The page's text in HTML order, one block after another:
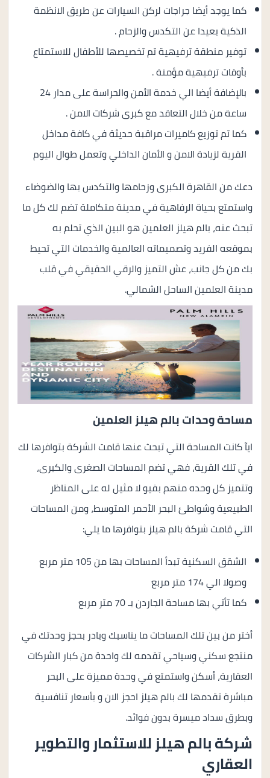
كما يوجد أيضا جراجات لركن السيارات عن طريق الانظمة
الذكية بعيدا عن التكدس والزحام .
توفير منطقة ترفيهية تم تخصيصها للأطفال للاستمتاع
بأوقات ترفيهية مؤمنة .
بالإضافة أيضا الي خدمة الأمن والحراسة على مدار 24
ساعة من خلال التعاقد مع كبرى شركات الامن .
كما تم توزيع كاميرات مراقبة حديثة في كافة مداخل
القرية لزيادة الامن و الأمان الداخلي وتعمل طوال اليوم
دعك من القاهرة الكبرى وزحامها والتكدس بها والضوضاء
واستمتع بحياة الرفاهية في مدينة متكاملة تضم لك كل ما
تبحث عنه، بالم هيلز العلمين هو البين الذي تحلم به
بموقعه الفريد وتصميماته العالمية والخدمات التي تحيط
بك من كل جانب، عش التميز والرقي الحقيقي في قلب
مدينة العلمين الساحل الشمالي.
مساحة وحدات بالم هيلز العلمين
ايآ كانت المساحة التي تبحث عنها قامت الشركة بتوافرها لك
في تلك القرية، فهي تضم المساحات الصغرى والكبرى،
وتتميز كل وحده منهم بفيو لا مثيل له على المناظر
الطبيعية وشواطئ البحر الأحمر المتوسط، ومن المساحات
التي قامت شركة بالم هيلز بتوافرها ما يلي:
الشقق السكنية تبدأ المساحات بها من 105 متر مربع
وصولا الي 174 متر مربع
كما تأتي بها مساحة الجاردن بـ 70 متر مربع
أختر من بين تلك المساحات ما يناسبك وبادر بحجز وحدتك في
منتجع سكني وسياحي تقدمه لك واحدة من كبار الشركات
العقارية، أسكن واستمتع في وحدة مميزة على البحر
مباشرة تقدمها لك بالم هيلز احجز الان و بأسعار تنافسية
وبطرق سداد ميسرة بدون فوائد.
شركة بالم هيلز للاستثمار والتطوير
العقاري